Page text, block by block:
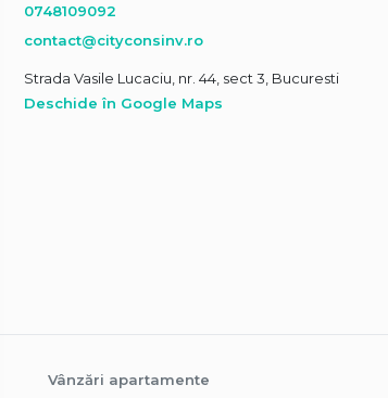
0748109092
contact@cityconsinv.ro
Strada Vasile Lucaciu, nr. 44, sect 3, Bucuresti
Deschide în Google Maps
Vânzări apartamente